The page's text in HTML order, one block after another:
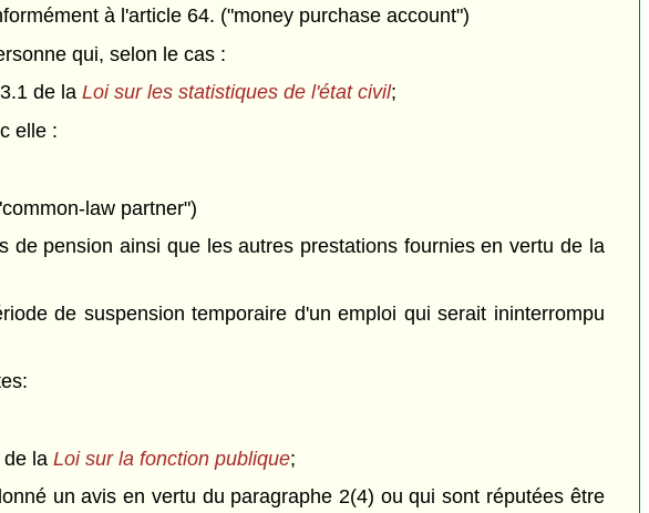
à l'article 64. ("money purchase account")
qui, selon le cas :
de la Loi sur les statistiques de l'état civil;
elle :
law partner")
de pension ainsi que les autres prestations fournies en vertu de la
de suspension temporaire d'un emploi qui serait ininterrompu
de la Loi sur la fonction publique;
un avis en vertu du paragraphe 2(4) ou qui sont réputées être